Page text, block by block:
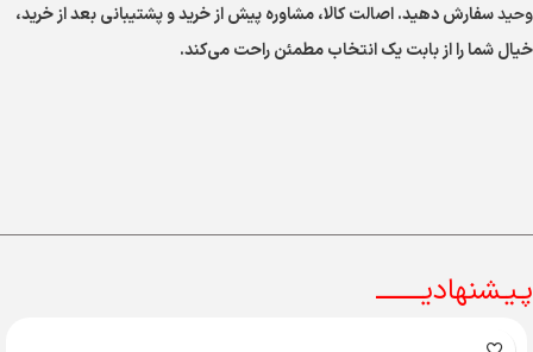
وحیدسفارش دهید. اصالت کالا، مشاوره پیش از خرید و پشتیبانی بعد از خرید،
خیال شما را از بابت یک انتخاب مطمئن راحت می‌کند.
پـیـشنهادیــــــــ